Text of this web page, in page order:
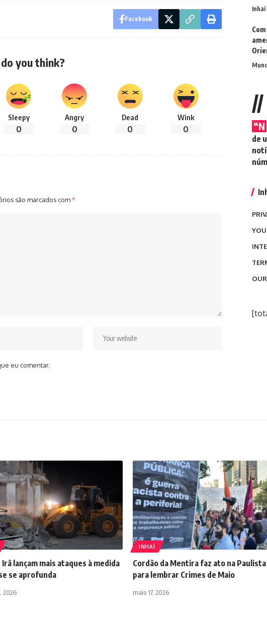
Facebook
you think?
Sleepy
0
Angry
0
Dead
0
Wink
0
são marcados com*
eu comentar.
Inhaí
//
“N
de
Irã lançam mais ataques à medida
se aprofunda
2026
INHAÍ
Cordão da Mentira faz ato na Paulista
para lembrar Crimes de Maio
maio 17, 2026